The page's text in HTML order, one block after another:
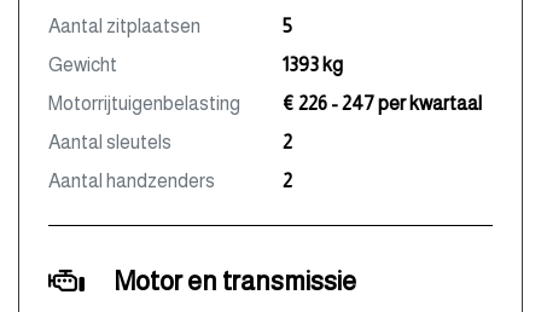
Aantal zitplaatsen
5
Gewicht
1393 kg
Motorrijtuigenbelasting
€ 226 - 247 per kwartaal
Aantal sleutels
2
Aantal handzenders
2
Motor en transmissie